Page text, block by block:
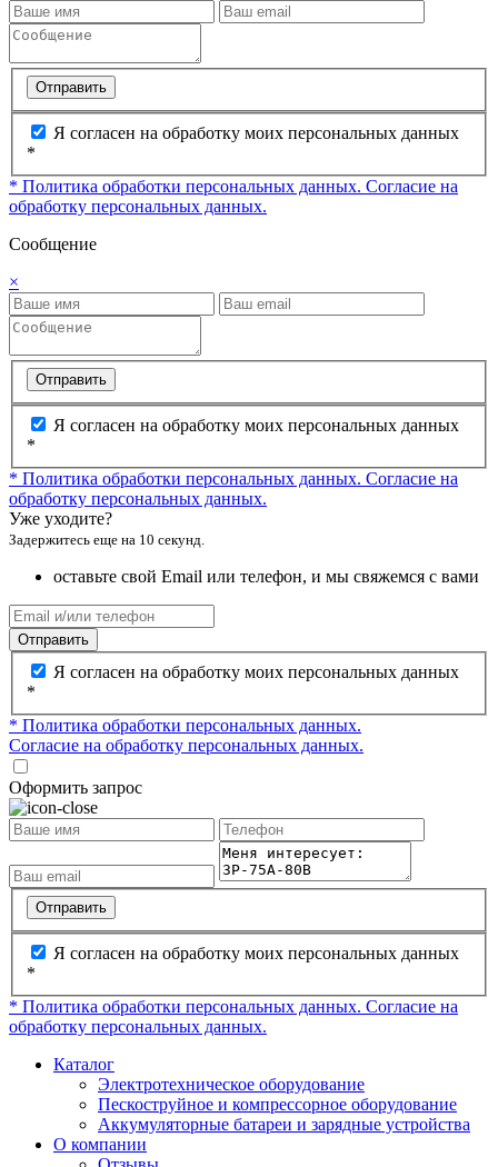
Отправить
Я согласен на обработку моих персональных данных
*
* Политика обработки персональных данных. Согласие на
обработку персональных данных.
Сообщение
×
Отправить
Я согласен на обработку моих персональных данных
*
* Политика обработки персональных данных. Согласие на
обработку персональных данных.
Уже уходите?
Задержитесь еще на 10 секунд.
оставьте свой Email или телефон, и мы свяжемся с вами
Отправить
Я согласен на обработку моих персональных данных
*
* Политика обработки персональных данных.
Согласие на обработку персональных данных.
Оформить запрос
Отправить
Я согласен на обработку моих персональных данных
*
* Политика обработки персональных данных. Согласие на
обработку персональных данных.
Каталог
Электротехническое оборудование
Пескоструйное и компрессорное оборудование
Аккумуляторные батареи и зарядные устройства
О компании